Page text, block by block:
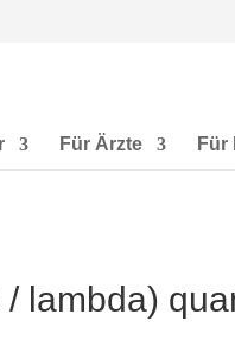
Für Ärzte Für
lambda)